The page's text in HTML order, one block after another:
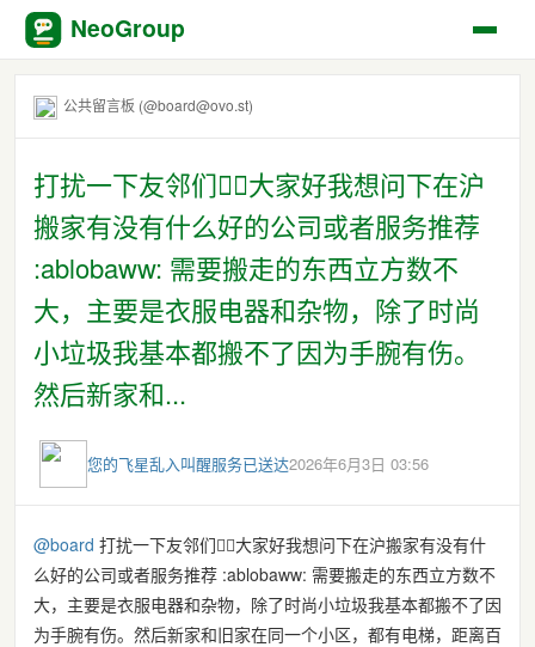
NeoGroup
公共留言板 (@board@ovo.st)
打扰一下友邻们🙇‍♀️大家好我想问下在沪
搬家有没有什么好的公司或者服务推荐
:ablobaww: 需要搬走的东西立方数不
大，主要是衣服电器和杂物，除了时尚
小垃圾我基本都搬不了因为手腕有伤。
然后新家和...
您的飞星乱入叫醒服务已送达2026年6月3日 03:56
@board 打扰一下友邻们🙇‍♀️大家好我想问下在沪搬家有没有什
么好的公司或者服务推荐 :ablobaww: 需要搬走的东西立方数不
大，主要是衣服电器和杂物，除了时尚小垃圾我基本都搬不了因
为手腕有伤。然后新家和旧家在同一个小区，都有电梯，距离百